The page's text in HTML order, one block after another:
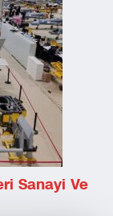
Sanayi Ve